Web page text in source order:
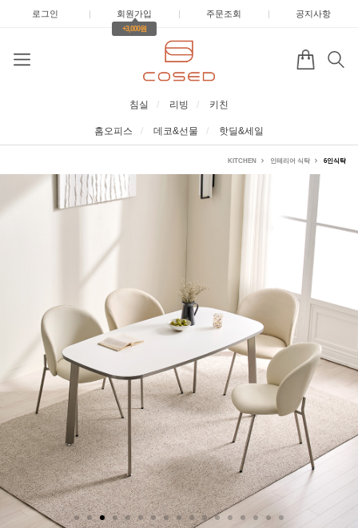
로그인 | 회원가입 |
+3,000원
주문조회 | 공지사항
침실 리빙 키친
홈오피스 데코&선물 핫딜&세일
KITCHEN 인테리어 식탁 6인식탁